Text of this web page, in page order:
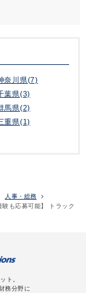
奈川県(7)
葉県(3)
馬県(2)
重県(1)
人事・総務
験も応募可能】 トラック
ト。
務分野に